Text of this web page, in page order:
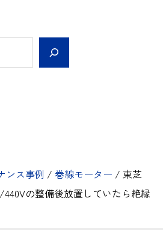
ンス事例 / 巻線モーター / 東芝
440Vの整備後放置していたら絶縁